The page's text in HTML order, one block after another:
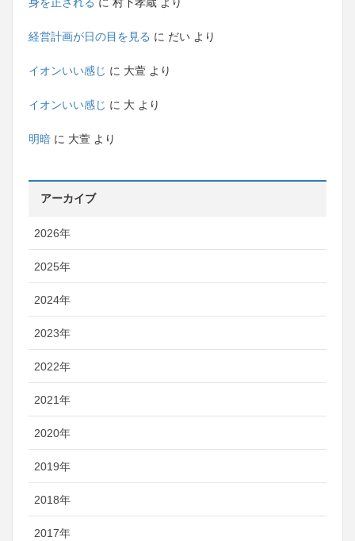
経営計画が日の目を見る に だい より
イオンいい感じ に 大萱 より
イオンいい感じ に 大 より
明暗 に 大萱 より
アーカイブ
2026年
2025年
2024年
2023年
2022年
2021年
2020年
2019年
2018年
2017年